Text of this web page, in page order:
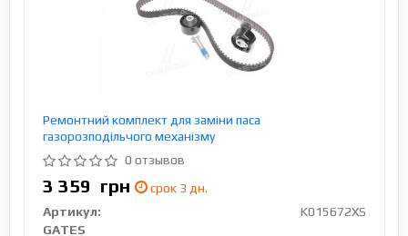
Ремонтний комплект для заміни паса
газорозподільчого механізму
0 отзывов
3 359 грн
срок 3 дн.
Артикул:
K015672XS
GATES